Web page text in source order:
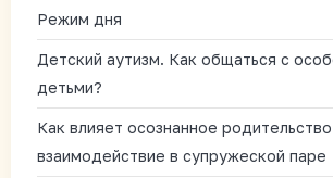
Режим дня
Детский аутизм. Как общаться с
детьми?
Как влияет осознанное
взаимодействие в супружеской паре